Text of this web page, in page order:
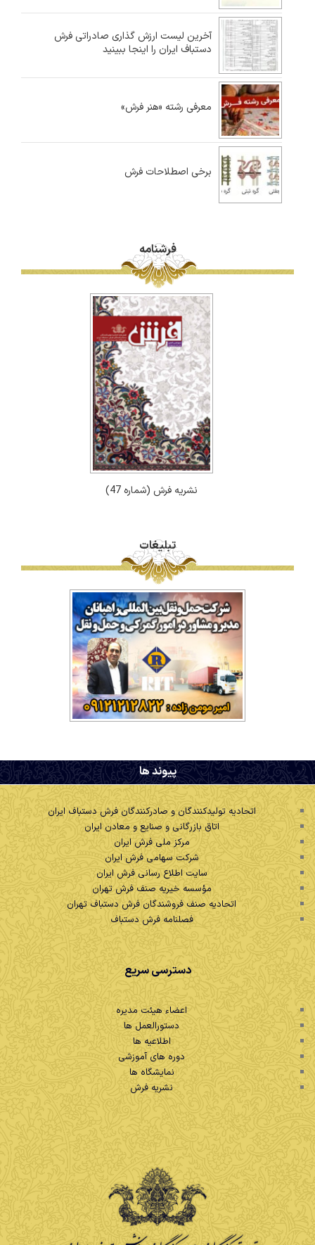
آخرین لیست ارزش گذاری صادراتی فرش
دستباف ایران را اینجا ببینید
معرفی رشته «هنر فرش»
برخی اصطلاحات فرش
فرشنامه
نشریه فرش (شماره 47)
تبلیغات
. پیوند ها
اتحادیه تولیدکنندگان و صادرکنندگان فرش دستباف ایران
اتاق بازرگانی و صنایع و معادن ایران
مرکز ملی فرش ایران
شرکت سهامی فرش ایران
سایت اطلاع رسانی فرش ایران
مؤسسه خیریه صنف فرش تهران
اتحادیه صنف فروشندگان فرش دستباف تهران
فصلنامه فرش دستباف
دسترسی سریع
اعضاء هیئت مدیره
دستورالعمل ها
اطلاعیه ها
دوره های آموزشی
نمایشگاه ها
نشریه فرش